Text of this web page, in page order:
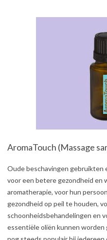
AromaTouch (Massage
2021-
Oude beschavingen gebruikten
voor een betere gezondheid en
aromatherapie, voor hun
gezondheid op peil te houden,
schoonheidsbehandelingen en
essentiële oliën kunnen worden